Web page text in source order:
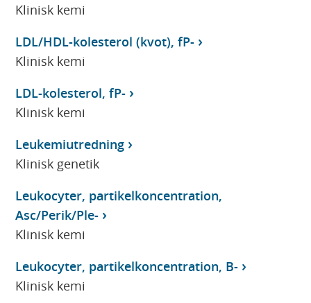
Klinisk kemi
LDL/HDL-kolesterol (kvot), fP-
Klinisk kemi
LDL-kolesterol, fP-
Klinisk kemi
Leukemiutredning
Klinisk genetik
Leukocyter, partikelkoncentration,
Asc/Perik/Ple-
Klinisk kemi
Leukocyter, partikelkoncentration, B-
Klinisk kemi